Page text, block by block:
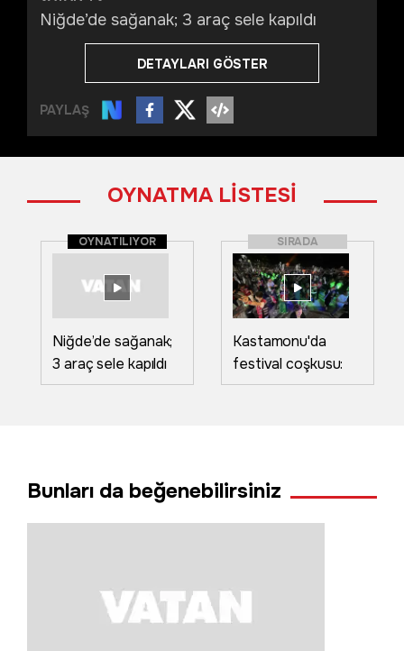
Niğde’de sağanak; 3 araç sele kapıldı
DETAYLARI GÖSTER
PAYLAŞ
OYNATMA LİSTESİ
OYNATILIYOR
Niğde’de sağanak;
3 araç sele kapıldı
SIRADA
Kastamonu'da
festival coşkusu:
Yüzlerce motorcu
Bunları da beğenebilirsiniz